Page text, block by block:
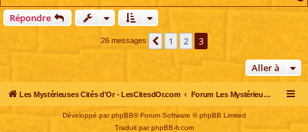
Répondre
26 messages Précédente
1 2 3
Aller à
Les Mystérieuses Cités d'Or - LesCitesdOr.com Forum Les Mystérieuses Cités d'Or
Développé parphpBB® Forum Software © phpBB Limited
Traduit parphpBB-fr.com